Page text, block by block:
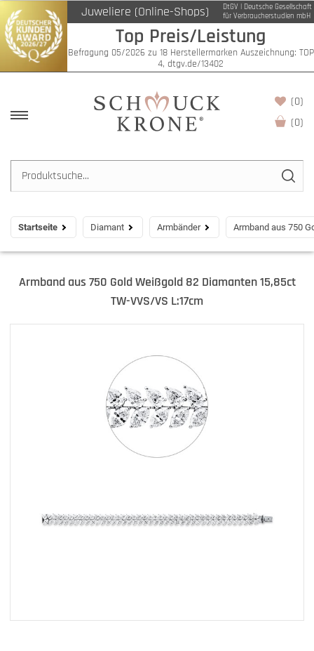
Juweliere (Online-Shops)
DtGV | Deutsche Gesellschaft
für Verbraucherstudien mbH
Top Preis/Leistung
Befragung 05/2026 zu 18 Herstellermarken Auszeichnung: TOP
4, dtgv.de/13402
(0)
(0)
Startseite Diamant Armbänder Armband aus 750
Armband aus 750 Gold Weißgold 82 Diamanten 15,85ct
TW-VVS/VS L:17cm